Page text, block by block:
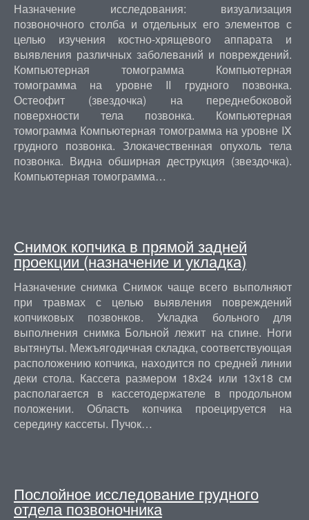
Назначение исследования: визуализация
позвоночного столба и отдельных его элементов с
целью изучения костно-хрящевого аппарата и
выявления различных заболеваний и повреждений.
Компьютерная томограмма Компьютерная
томограмма на уровне II грудного позвонка.
Остеофит (звездочка) на переднебоковой
поверхности тела позвонка. Компьютерная
томограмма Компьютерная томограмма на уровне IX
грудного позвонка. Злокачественная опухоль тела
позвонка. Видна обширная деструкция (звездочка).
Компьютерная томограмма…
Снимок копчика в прямой задней
проекции (назначение и укладка)
Назначение снимка Снимок чаще всего выполняют
при травмах с целью выявления повреждений
копчиковых позвонков. Укладка больного для
выполнения снимка Больной лежит на спине. Ноги
вытянуты. Межъягодичная складка, соответствующая
расположению копчика, находится по средней линии
деки стола. Кассета размером 18х24 или 13х18 см
располагается в кассетодержателе в продольном
положении. Область копчика проецируется на
середину кассеты. Пучок…
Послойное исследование грудного
отдела позвоночника